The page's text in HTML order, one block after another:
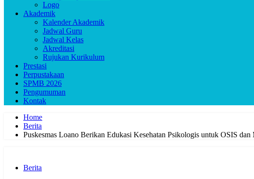
Logo
Akademik
Kalender Akademik
Jadwal Guru
Jadwal Kelas
Akreditasi
Rujukan Kurikulum
Prestasi
Perpustakaan
SPMB 2026
Pengumuman
Kontak
Home
Berita
Puskesmas Loano Berikan Edukasi Kesehatan Psikologis untuk OSIS
Berita